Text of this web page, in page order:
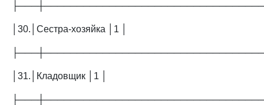
│30.│Сестра-хозяйка │1 │
│31.│Кладовщик │1 │